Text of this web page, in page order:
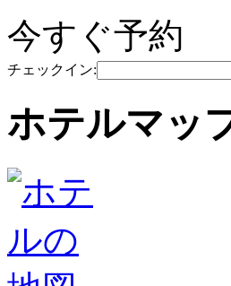
今すぐ予約
チェックイン:
ホテルマッ